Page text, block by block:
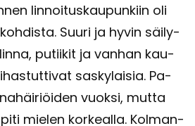
lin­noi­tus­kau­pun­kiin oli
Suuri ja hyvin säi­ly­
pu­tii­kit ja van­han kau­
sas­ky­lai­sia. Pa­
vuok­si, mutta
mie­len kor­keal­la. Kol­man­